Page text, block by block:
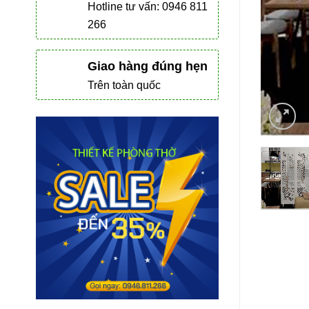
Hotline tư vấn: 0946 811
266
Giao hàng đúng hẹn
Trên toàn quốc